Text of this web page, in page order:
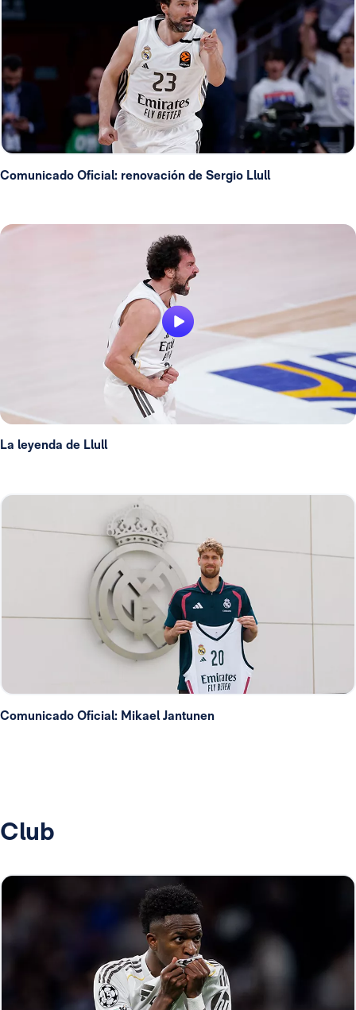
Comunicado Oficial: renovación de Sergio Llull
La leyenda de Llull
Comunicado Oficial: Mikael Jantunen
Club